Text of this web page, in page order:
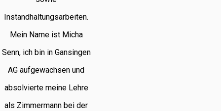
Instandhaltungsarbeiten.
Mein Name ist Micha
Senn, ich bin in Gansingen
AG aufgewachsen und
absolvierte meine Lehre
als Zimmermann bei der